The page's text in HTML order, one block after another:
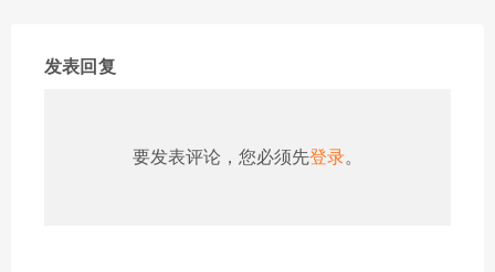
发表回复
要发表评论，您必须先登录。